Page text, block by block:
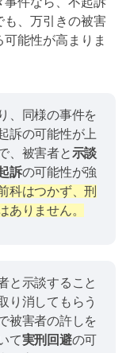
も、万引きの被害
可能性が高まりま
、同様の事件を
訴の可能性が上
、被害者と示談
訴の可能性が強
科はつかず、刑
ありません。
と示談すること
り消してもらう
被害者の許しを
て実刑回避の可